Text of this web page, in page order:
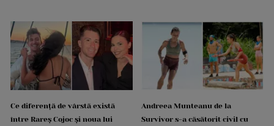
Ce diferență de vârstă există
între Rareș Cojoc și noua lui
Andreea Munteanu de la
Survivor s-a căsătorit civil cu